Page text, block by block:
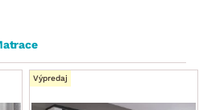
Výpredaj